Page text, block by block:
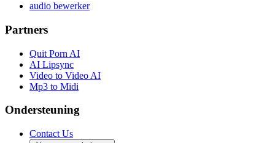
audio bewerker
Partners
Quit Porn AI
AI Lipsync
Video to Video AI
Mp3 to Midi
Ondersteuning
Contact Us